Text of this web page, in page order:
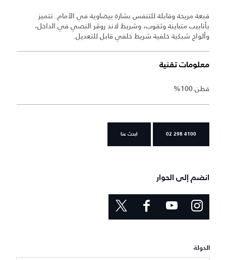
قبعة مريحة وقابلة للتنفس بشارة بيضاوية في الأمام. تتميز
بأنابيب متباينة وثقوب، وشريط لاند روڤر النصي في الداخل،
وألواح شبكية خلفية شريط خلفي قابل للتعديل.
معلومات تقنية
قطن 100%
02 298 4100 ابحث عنا
انضم إلى الحوار
الدولة